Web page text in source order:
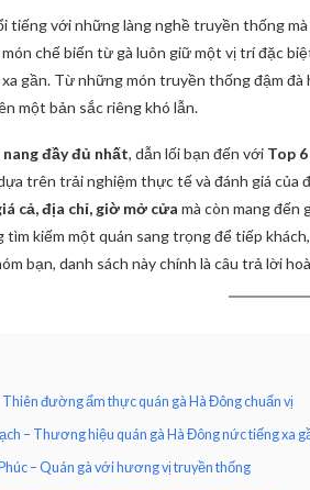
tiếng với những làng nghề truyền thống mà
chế biến từ gà luôn giữ một vị trí đặc
gần. Từ những món truyền thống đậm
một bản sắc riêng khó lẫn.
nang đầy đủ nhất, dẫn lối bạn đến với Top 6
trên trải nghiệm thực tế và đánh giá của
cả, địa chỉ, giờ mở cửa mà còn mang đến
tìm kiếm một quán sang trọng để tiếp
bạn, danh sách này chính là câu trả lời
đường ẩm thực quán gà Hà Đông chuẩn vị
– Thương hiệu quán gà Hà Đông nức tiếng xa
– Quán gà với hương vị truyền thống